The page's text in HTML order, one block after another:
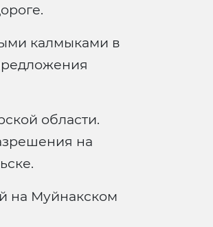
калмыками в
области.
на
на Муйнакском